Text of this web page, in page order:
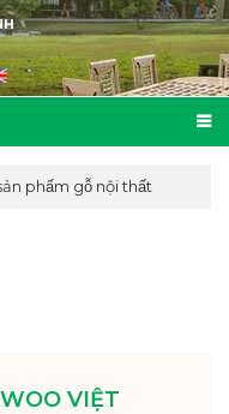
phẩm gỗ nội thất
VIỆT